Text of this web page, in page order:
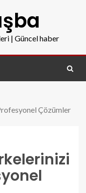
| Güncel haber
Çözümler